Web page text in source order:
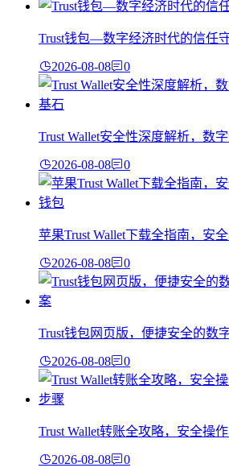
Trust钱包—数字经济时代的信任
2026-08-08 0
Trust Wallet安全性深度解析，数
2026-08-08 0
苹果Trust Wallet下载全指南，安
2026-08-08 0
Trust钱包网页版，便捷安全的数
2026-08-08 0
Trust Wallet转账全攻略，安全操
2026-08-08 0